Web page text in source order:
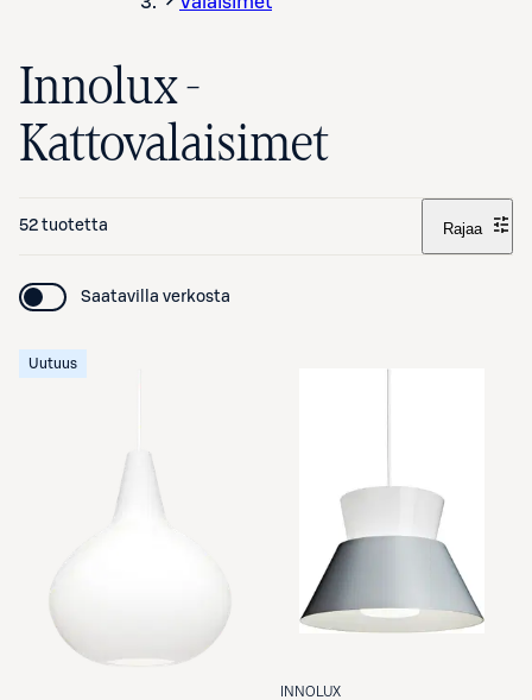
Innolux -
Kattovalaisimet
52 tuotetta Rajaa
Saatavilla verkosta
Uutuus
INNOLUX